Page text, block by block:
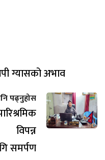
ग्यासको अभाव
पढ्नुहोस
समर्पण